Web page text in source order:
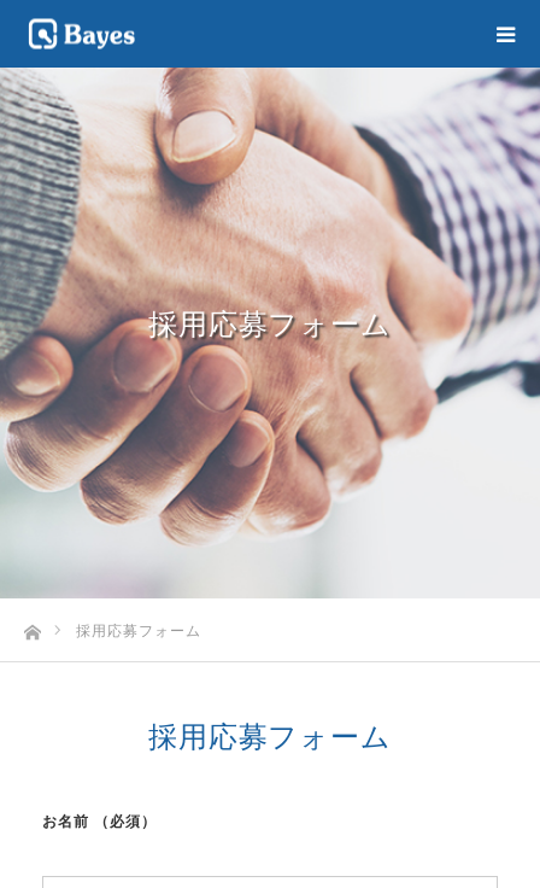
採用応募フォーム
ホーム採用応募フォーム
採用応募フォーム
お名前 （必須）